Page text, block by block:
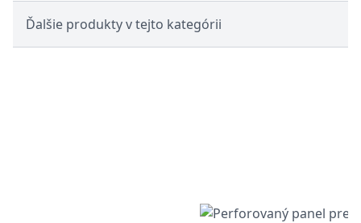
Ďalšie produkty v tejto kategórii